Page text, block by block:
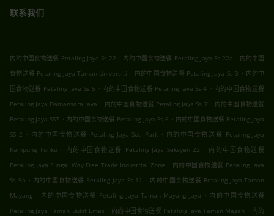
联系我们
内的中国食物送餐 Petaling Jaya Ss 22 . 内的中国食物送餐 Petaling Jaya Ss 22a . 内的中国
食物送餐 Petaling Jaya Taman Universiti . 内的中国食物送餐 Petaling Jaya Ss 3 . 内的中
国食物送餐 Petaling Jaya Ss 5 . 内的中国食物送餐 Petaling Jaya Ss 4 . 内的中国食物送餐
Petaling Jaya Damansara Jaya . 内的中国食物送餐 Petaling Jaya Ss 7 . 内的中国食物送餐
Petaling Jaya SS7 . 内的中国食物送餐 Petaling Jaya Ss 6 . 内的中国食物送餐 Petaling Jaya
SS 2 . 内的中国食物送餐 Petaling Jaya Sea Park . 内的中国食物送餐 Petaling Jaya
Kampung Tunku . 内的中国食物送餐 Petaling Jaya Seksyen 22 . 内的中国食物送餐
Petaling Jaya Sungai Way Free Trade Industrial Zone . 内的中国食物送餐 Petaling Jaya
Ss 9a . 内的中国食物送餐 Petaling Jaya Ss 11 . 内的中国食物送餐 Petaling Jaya Taman
Mayang . 内的中国食物送餐 Petaling Jaya Taman Mayang Jaya . 内的中国食物送餐
Petaling Jaya Taman Bukit Emas . 内的中国食物送餐 Petaling Jaya Taman Megah . 内的